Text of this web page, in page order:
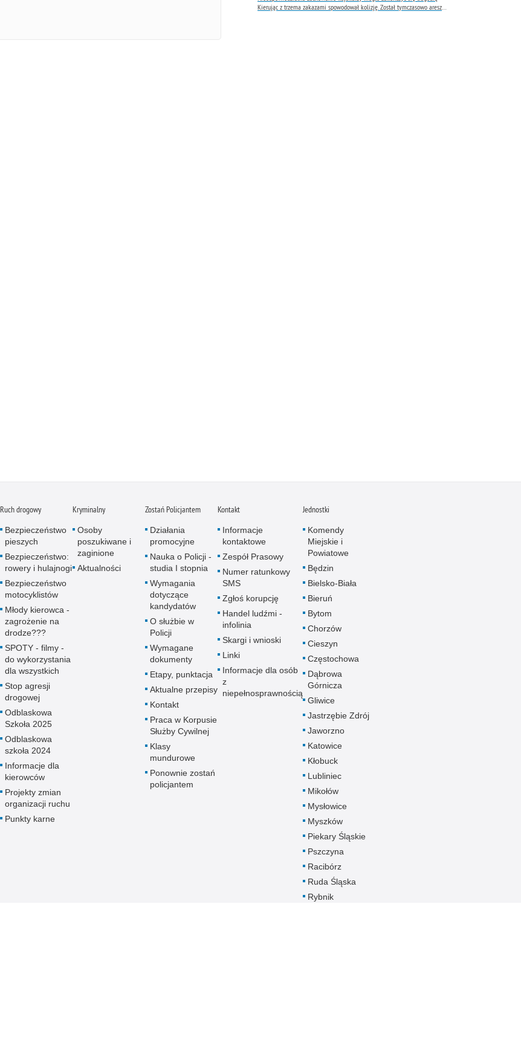
Ruch drogowy
Bezpieczeństwo
pieszych
Bezpieczeństwo:
rowery i hulajnogi
Bezpieczeństwo
motocyklistów
Młody kierowca -
zagrożenie na
drodze???
SPOTY - filmy -
do wykorzystania
dla wszystkich
Stop agresji
drogowej
Odblaskowa
Szkoła 2025
Odblaskowa
szkoła 2024
Informacje dla
kierowców
Projekty zmian
organizacji ruchu
Punkty karne
Kryminalny
Osoby
poszukiwane i
zaginione
Aktualności
Zostań Policjantem
Działania
promocyjne
Nauka o Policji -
studia I stopnia
Wymagania
dotyczące
kandydatów
O służbie w
Policji
Wymagane
dokumenty
Etapy, punktacja
Aktualne przepisy
Kontakt
Praca w Korpusie
Służby Cywilnej
Klasy
mundurowe
Ponownie zostań
policjantem
Kontakt
Informacje
kontaktowe
Zespół Prasowy
Numer ratunkowy
SMS
Zgłoś korupcję
Handel ludźmi -
infolinia
Skargi i wnioski
Linki
Informacje dla osób
z
niepełnosprawnością
Jednostki
Komendy
Miejskie i
Powiatowe
Będzin
Bielsko-Biała
Bieruń
Bytom
Chorzów
Cieszyn
Częstochowa
Dąbrowa
Górnicza
Gliwice
Jastrzębie Zdrój
Jaworzno
Katowice
Kłobuck
Lubliniec
Mikołów
Mysłowice
Myszków
Piekary Śląskie
Pszczyna
Racibórz
Ruda Śląska
Rybnik